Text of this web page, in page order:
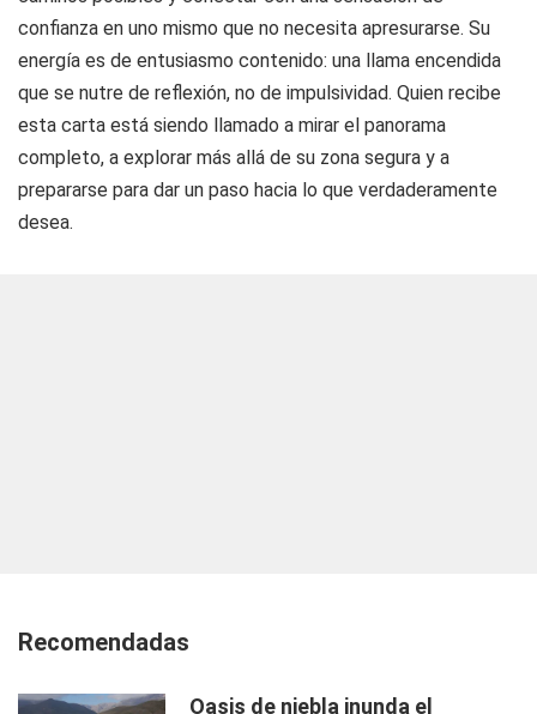
confianza en uno mismo que no necesita apresurarse. Su
energía es de entusiasmo contenido: una llama encendida
que se nutre de reflexión, no de impulsividad. Quien recibe
esta carta está siendo llamado a mirar el panorama
completo, a explorar más allá de su zona segura y a
prepararse para dar un paso hacia lo que verdaderamente
desea.
Recomendadas
Oasis de niebla inunda el